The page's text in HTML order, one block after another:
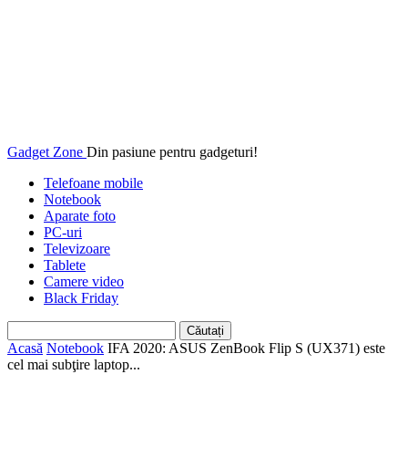
Gadget Zone Din pasiune pentru gadgeturi!
Telefoane mobile
Notebook
Aparate foto
PC-uri
Televizoare
Tablete
Camere video
Black Friday
Acasă Notebook IFA 2020: ASUS ZenBook Flip S (UX371) este
cel mai subţire laptop...